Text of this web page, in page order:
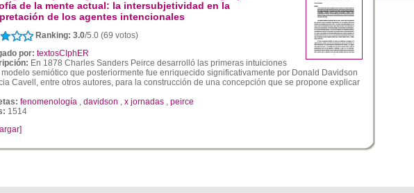
de la mente actual: la intersubjetividad en la
de los agentes intencionales
Ranking: 3.0/5.0 (69 votos)
por: textosCIphER
En 1878 Charles Sanders Peirce desarrolló las primeras intuiciones
semiótico que posteriormente fue enriquecido significativamente por Donald Davidson
Cavell, entre otros autores, para la construcción de una concepción que se propone explicar
fenomenología , davidson , x jornadas , peirce
1514